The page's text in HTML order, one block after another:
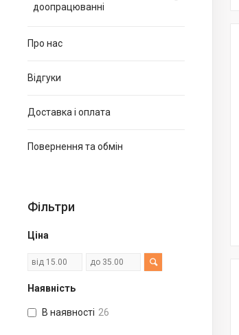
доопрацюванні
Про нас
Відгуки
Доставка і оплата
Повернення та обмін
Фільтри
Ціна
Наявність
В наявності 26